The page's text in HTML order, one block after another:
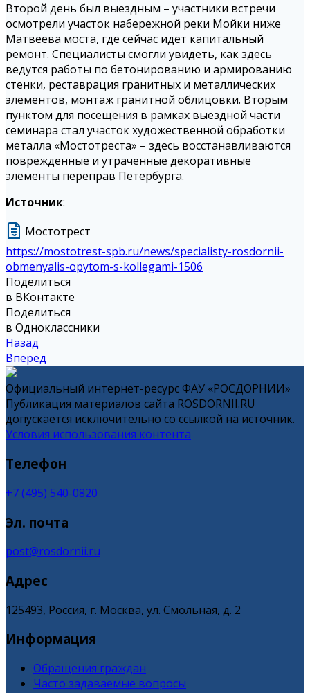
Второй день был выездным – участники встречи
осмотрели участок набережной реки Мойки ниже
Матвеева моста, где сейчас идет капитальный
ремонт. Специалисты смогли увидеть, как здесь
ведутся работы по бетонированию и армированию
стенки, реставрация гранитных и металлических
элементов, монтаж гранитной облицовки. Вторым
пунктом для посещения в рамках выездной части
семинара стал участок художественной обработки
металла «Мостотреста» – здесь восстанавливаются
поврежденные и утраченные декоративные
элементы переправ Петербурга.
Источник:
Мостотрест
https://mostotrest-spb.ru/news/specialisty-rosdornii-
obmenyalis-opytom-s-kollegami-1506
Поделиться
в ВКонтакте
Поделиться
в Одноклассники
Назад
Вперед
Официальный интернет-ресурс ФАУ «РОСДОРНИИ»
Публикация материалов сайта ROSDORNII.RU
допускается исключительно со ссылкой на источник.
Условия использования контента
Телефон
+7 (495) 540-0820
Эл. почта
post@rosdornii.ru
Адрес
125493, Россия, г. Москва, ул. Смольная, д. 2
Информация
Обращения граждан
Часто задаваемые вопросы